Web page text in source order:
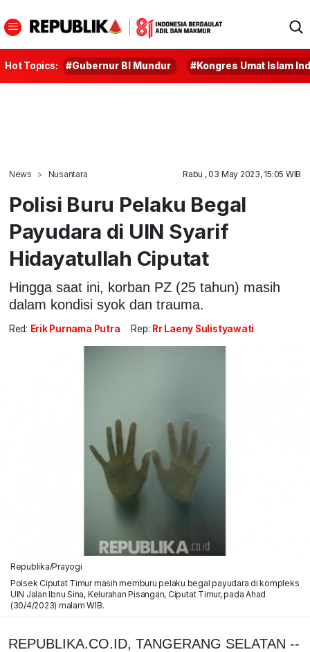
Hot Topics: #Gubernur BI Mundur #Kongres Umat Islam
News Nusantara Rabu , 03 May 2023, 15:05 WIB
Polisi Buru Pelaku Begal
Payudara di UIN Syarif
Hidayatullah Ciputat
Hingga saat ini, korban PZ (25 tahun) masih
dalam kondisi syok dan trauma.
Red: Erik Purnama Putra Rep: Rr Laeny Sulistyawati
Republika/Prayogi
Polsek Ciputat Timur masih memburu pelaku begal payudara di kompleks
UIN Jalan Ibnu Sina, Kelurahan Pisangan, Ciputat Timur, pada Ahad
(30/4/2023) malam WIB.
REPUBLIKA.CO.ID, TANGERANG SELATAN --